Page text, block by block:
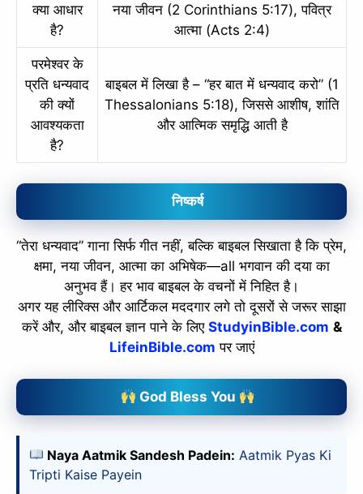
क्या आधार
है?
नया जीवन (2 Corinthians 5:17), पवित्र
आत्मा (Acts 2:4)
परमेश्वर के
प्रति धन्यवाद
की क्यों
आवश्यकता
है?
बाइबल में लिखा है – “हर बात में धन्यवाद करो” (1
Thessalonians 5:18), जिससे आशीष, शांति
और आत्मिक समृद्धि आती है
निष्कर्ष
“तेरा धन्यवाद” गाना सिर्फ गीत नहीं, बल्कि बाइबल सिखाता है कि प्रेम,
क्षमा, नया जीवन, आत्मा का अभिषेक—all भगवान की दया का
अनुभव हैं। हर भाव बाइबल के वचनों में निहित है।
अगर यह लीरिक्स और आर्टिकल मददगार लगे तो दूसरों से जरूर साझा
करें और, और बाइबल ज्ञान पाने के लिए StudyinBible.com &
LifeinBible.com पर जाएं
God Bless You
Naya Aatmik Sandesh Padein: Aatmik Pyas Ki
Tripti Kaise Payein